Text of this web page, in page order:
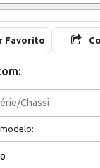
Favorito